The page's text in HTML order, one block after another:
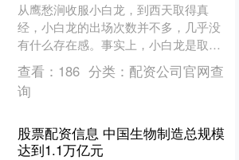
从鹰愁涧收服小白龙，到西天取得真
经，小白龙的出场次数并不多，几乎没
有什么存在感。事实上，小白龙是取经
团队中重要的一员，虽然他大部分时间
作为唐僧的坐骑，但在关键时....
查看： 186 分类： 配资公司官网查
询
股票配资信息 中国生物制造总规模
达到1.1万亿元